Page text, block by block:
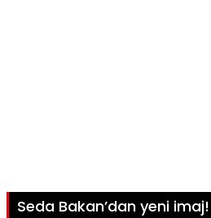
Seda Bakan’dan yeni imaj!